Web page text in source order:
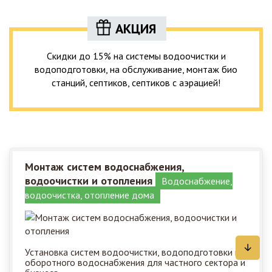
АКЦИЯ
Скидки до 15% на системы водоочистки и
водоподготовки, на обслуживание, монтаж био
станций, септиков, септиков с аэрацией!
Монтаж систем водоснабжения,
водоочистки и отопления
Водоснабжение,
водоочистка, отопление дома
Установка систем водоочистки, водоподготовки и
оборотного водоснабжения для частного сектора и